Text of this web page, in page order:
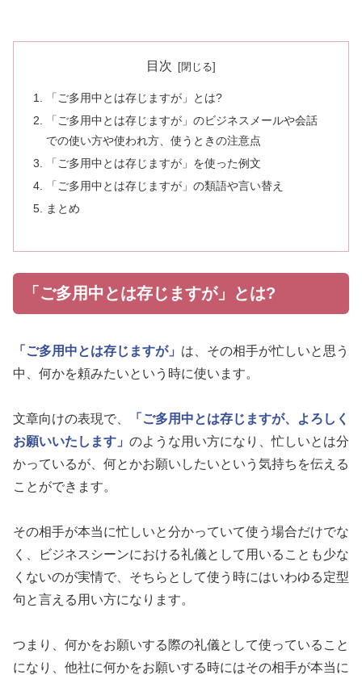
目次
「ご多用中とは存じますが」とは?
「ご多用中とは存じますが」のビジネスメールや会話
での使い方や使われ方、使うときの注意点
「ご多用中とは存じますが」を使った例文
「ご多用中とは存じますが」の類語や言い替え
まとめ
「ご多用中とは存じますが」とは?
「ご多用中とは存じますが」 は、その相手が忙しいと思う
中、何かを頼みたいという時に使います。
文章向けの表現で、
「ご多用中とは存じますが、よろしく
お願いいたします」 のような用い方になり、忙しいとは分
かっているが、何とかお願いしたいという気持ちを伝える
ことができます。
その相手が本当に忙しいと分かっていて使う場合だけでな
く、ビジネスシーンにおける礼儀として用いることも少な
くないのが実情で、そちらとして使う時にはいわゆる定型
句と言える用い方になります。
つまり、何かをお願いする際の礼儀として使っていること
になり、他社に何かをお願いする時にはその相手が本当に